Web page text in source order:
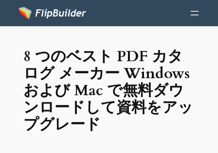
8 つのベスト PDF カタ
ログ メーカー Windows
および Mac で無料ダウ
ンロードして資料をアッ
プグレード